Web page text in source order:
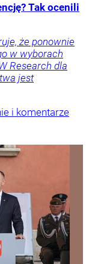
Tak ocenili
że ponownie
w wyborach
Research dla
jest
i komentarze